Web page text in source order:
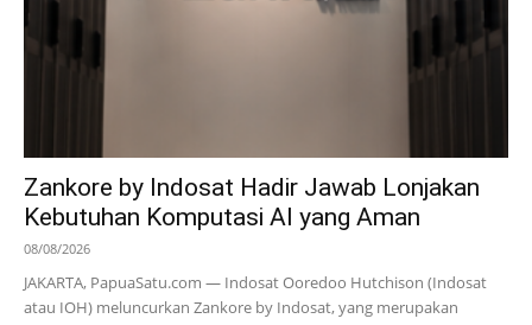
Zankore by Indosat Hadir Jawab Lonjakan
Kebutuhan Komputasi AI yang Aman
08/08/2026
JAKARTA, PapuaSatu.com — Indosat Ooredoo Hutchison (Indosat
atau IOH) meluncurkan Zankore by Indosat, yang merupakan